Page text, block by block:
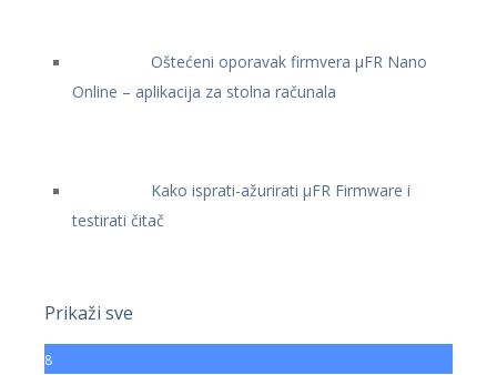
Oštećeni oporavak firmvera μFR Nano
Online – aplikacija za stolna računala
Kako isprati-ažurirati μFR Firmware i
testirati čitač
Prikaži sve
8